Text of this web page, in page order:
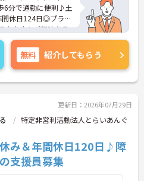
6分で通勤に便利♪土
間休日124日◎プライ
きます！ご興味ある
すので、お気軽にご
無料 紹介してもらう
更新日：2026年07月29日
特定非営利活動法人とらいあんぐ
み＆年間休日120日♪障
支援員募集